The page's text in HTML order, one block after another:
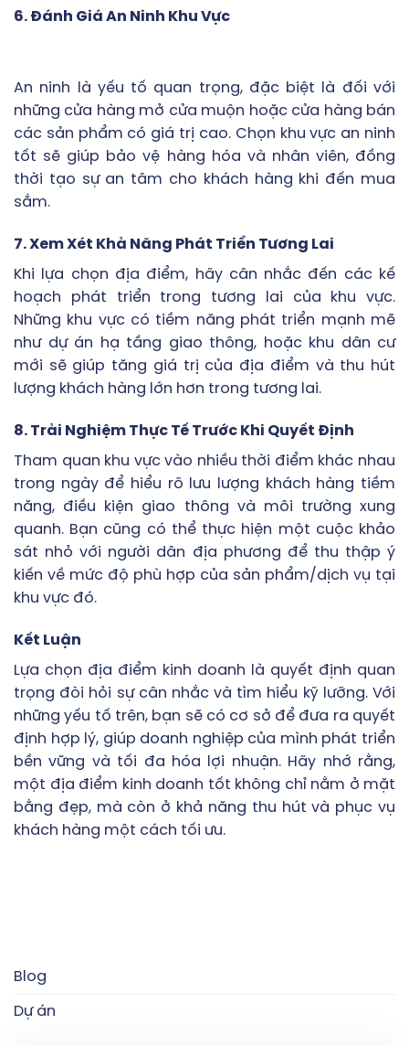
6. Đánh Giá An Ninh Khu Vực
An ninh là yếu tố quan trọng, đặc biệt là đối với
những cửa hàng mở cửa muộn hoặc cửa hàng bán
các sản phẩm có giá trị cao. Chọn khu vực an ninh
tốt sẽ giúp bảo vệ hàng hóa và nhân viên, đồng
thời tạo sự an tâm cho khách hàng khi đến mua
sắm.
7. Xem Xét Khả Năng Phát Triển Tương Lai
Khi lựa chọn địa điểm, hãy cân nhắc đến các kế
hoạch phát triển trong tương lai của khu vực.
Những khu vực có tiềm năng phát triển mạnh mẽ
như dự án hạ tầng giao thông, hoặc khu dân cư
mới sẽ giúp tăng giá trị của địa điểm và thu hút
lượng khách hàng lớn hơn trong tương lai.
8. Trải Nghiệm Thực Tế Trước Khi Quyết Định
Tham quan khu vực vào nhiều thời điểm khác nhau
trong ngày để hiểu rõ lưu lượng khách hàng tiềm
năng, điều kiện giao thông và môi trường xung
quanh. Bạn cũng có thể thực hiện một cuộc khảo
sát nhỏ với người dân địa phương để thu thập ý
kiến về mức độ phù hợp của sản phẩm/dịch vụ tại
khu vực đó.
Kết Luận
Lựa chọn địa điểm kinh doanh là quyết định quan
trọng đòi hỏi sự cân nhắc và tìm hiểu kỹ lưỡng. Với
những yếu tố trên, bạn sẽ có cơ sở để đưa ra quyết
định hợp lý, giúp doanh nghiệp của mình phát triển
bền vững và tối đa hóa lợi nhuận. Hãy nhớ rằng,
một địa điểm kinh doanh tốt không chỉ nằm ở mặt
bằng đẹp, mà còn ở khả năng thu hút và phục vụ
khách hàng một cách tối ưu.
Blog
Dự án